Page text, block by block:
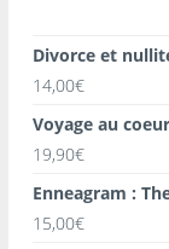
Divorce et
14,00€
Voyage au
19,90€
Enneagram :
15,00€